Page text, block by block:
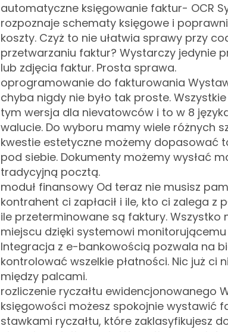
automatyczne księgowanie faktur- OCR
rozpoznaje schematy księgowe i
koszty. Czyż to nie ułatwia sprawy przy
przetwarzaniu faktur? Wystarczy jedynie
lub zdjęcia faktur. Prosta sprawa.
oprogramowanie do fakturowania
chyba nigdy nie było tak proste.
tym wersja dla nievatowców i to w 8
walucie. Do wyboru mamy wiele różnych
kwestie estetyczne możemy dopasować
pod siebie. Dokumenty możemy wysłać
tradycyjną pocztą.
moduł finansowy Od teraz nie musisz
kontrahent ci zapłacił i ile, kto ci zalega z
ile przeterminowane są faktury. Wszystko
miejscu dzięki systemowi monitorującemu
Integracja z e-bankowością pozwala na
kontrolować wszelkie płatności. Nic już ci
między palcami.
rozliczenie ryczałtu ewidencjonowanego
księgowości możesz spokojnie wystawić
stawkami ryczałtu, które zaklasyfikujesz